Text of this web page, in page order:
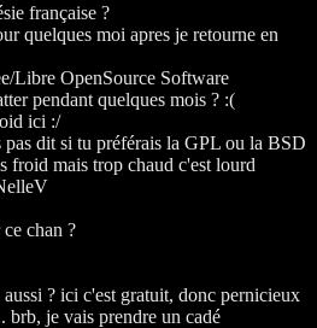
française ?
quelques moi apres je retourne en
Libre OpenSource Software
pendant quelques mois ? :(
ici :/
pas dit si tu préférais la GPL ou la BSD
froid mais trop chaud c'est lourd
chan ?
? ici c'est gratuit, donc pernicieux
brb, je vais prendre un cadé